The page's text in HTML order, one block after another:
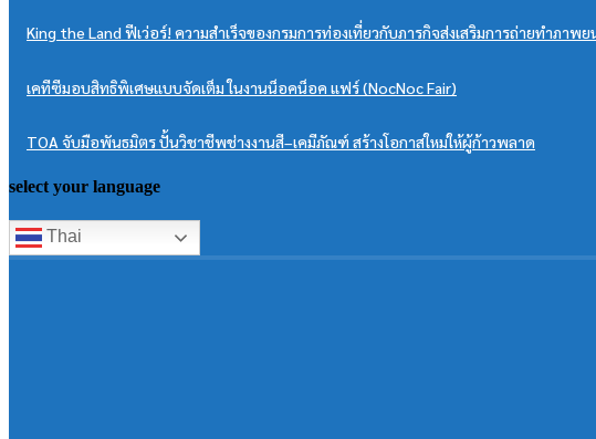
King the Land ฟีเว่อร์! ความสำเร็จของกรมการท่องเที่ยวกับภารกิจส่งเสริมการถ่ายทำภาพ
เคทีซีมอบสิทธิพิเศษแบบจัดเต็ม ในงานน็อคน็อค แฟร์ (NocNoc Fair)
TOA จับมือพันธมิตร ปั้นวิชาชีพช่างงานสี–เคมีภัณฑ์ สร้างโอกาสใหม่ให้ผู้ก้าวพลาด
select your language
Thai